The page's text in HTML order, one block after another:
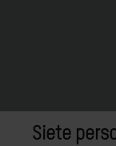
Siete